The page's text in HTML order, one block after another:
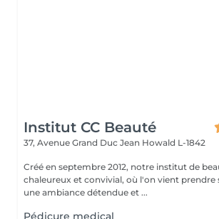
Institut CC Beauté
37, Avenue Grand Duc Jean Howald L-1842
Créé en septembre 2012, notre institut de
chaleureux et convivial, où l'on vient prendre
une ambiance détendue et ...
Pédicure medical